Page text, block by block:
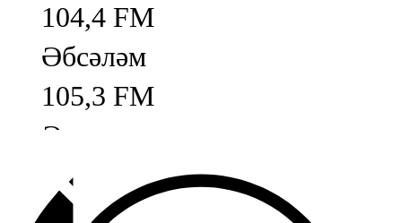
104,4 FM
Әбсәләм
105,3 FM
Әлмәт
92,9 FM
Базарлы матак